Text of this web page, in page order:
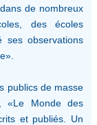
de nombreux
des écoles
ses observations
publics de masse
«Le Monde des
et publiés. Un